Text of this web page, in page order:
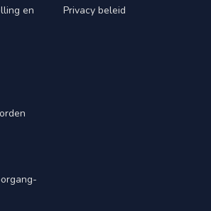
en
Privacy beleid